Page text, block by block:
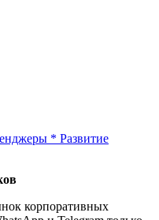
* Развитие
корпоративных